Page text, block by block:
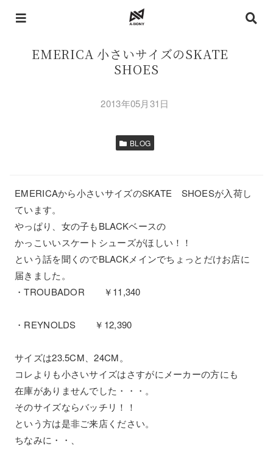
EMERICA 小さいサイズのSKATE
SHOES
2013年05月31日
BLOG
EMERICAから小さいサイズのSKATE SHOESが入荷し
ています。
やっぱり、女の子もBLACKベースの
かっこいいスケートシューズがほしい！！
という話を聞くのでBLACKメインでちょっとだけお店に
届きました。
・TROUBADOR ￥11,340
・REYNOLDS ￥12,390
サイズは23.5CM、24CM。
コレよりも小さいサイズはさすがにメーカーの方にも
在庫がありませんでした・・・。
そのサイズならバッチリ！！
という方は是非ご来店ください。
ちなみに・・、